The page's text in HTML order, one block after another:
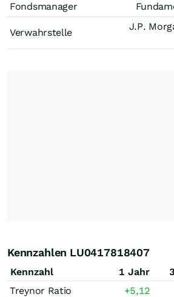
Fondsmanager
Verwahrstelle
J.P.
Kennzahlen LU0417818407
Kennzahl 1 Jahr
Treynor Ratio
+5,12